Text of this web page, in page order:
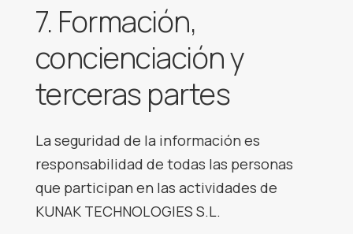
7. Formación,
concienciación y
terceras partes
La seguridad de la información es
responsabilidad de todas las personas
que participan en las actividades de
KUNAK TECHNOLOGIES S.L.